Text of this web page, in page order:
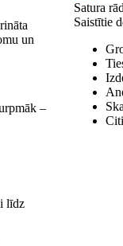
un
–
līdz
Satura
Saistītie